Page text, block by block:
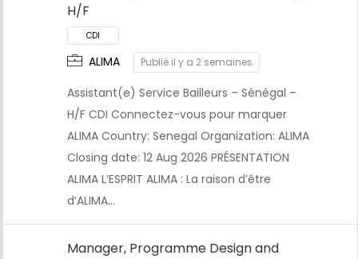
H/F
ALIMA Publié il y a 2 semaines
Assistant(e) Service Bailleurs – Sénégal –
H/F CDI Connectez-vous pour marquer
ALIMA Country: Senegal Organization: ALIMA
Closing date: 12 Aug 2026 PRÉSENTATION
ALIMA L’ESPRIT ALIMA : La raison d’être
d’ALIMA…
Manager, Programme Design and